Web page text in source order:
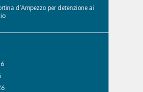
d’Ampezzo per detenzione ai